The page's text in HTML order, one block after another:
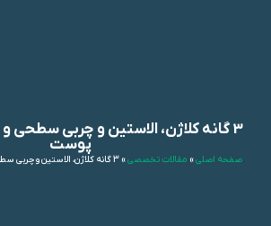
3 گانه کلاژن، الاستین و چربی سطحی
پوست
صفحه اصلی» مقالات تخصصی»3 گانه کلاژن، الاستین و چربی سطحی و نقش آن در قوام پوست